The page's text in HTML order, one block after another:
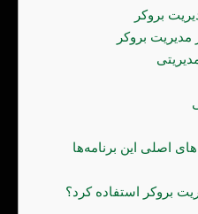
بروکر
مدیریت بروکر
اصلی این برنامه‌ها
بروکر استفاده کرد؟